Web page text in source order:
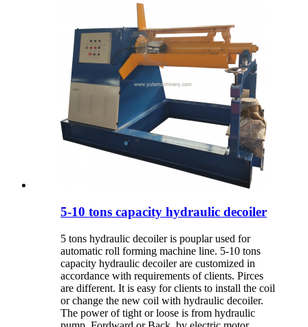
5-10 tons capacity hydraulic decoiler
5 tons hydraulic decoiler is pouplar used for
automatic roll forming machine line. 5-10 tons
capacity hydraulic decoiler are customized in
accordance with requirements of clients. Pirces
are different. It is easy for clients to install the coil
or change the new coil with hydraulic decoiler.
The power of tight or loose is from hydraulic